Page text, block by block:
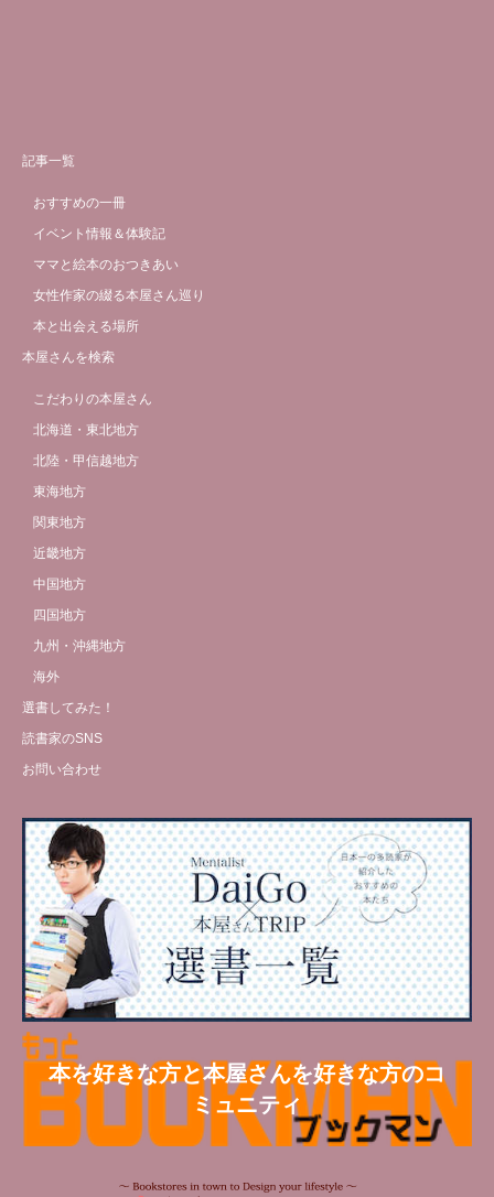
記事一覧
おすすめの一冊
イベント情報＆体験記
ママと絵本のおつきあい
女性作家の綴る本屋さん巡り
本と出会える場所
本屋さんを検索
こだわりの本屋さん
北海道・東北地方
北陸・甲信越地方
東海地方
関東地方
近畿地方
中国地方
四国地方
九州・沖縄地方
海外
選書してみた！
読書家のSNS
お問い合わせ
本を好きな方と本屋さんを好きな方のコ
ミュニティ